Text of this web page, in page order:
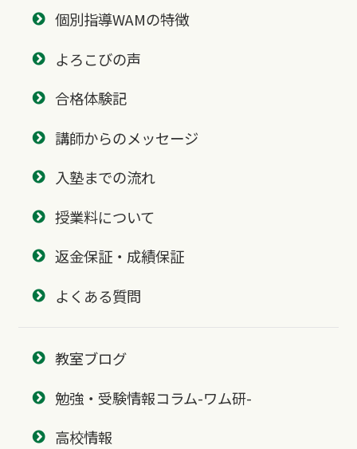
個別指導WAMの特徴
よろこびの声
合格体験記
講師からのメッセージ
入塾までの流れ
授業料について
返金保証・成績保証
よくある質問
教室ブログ
勉強・受験情報コラム-ワム研-
高校情報